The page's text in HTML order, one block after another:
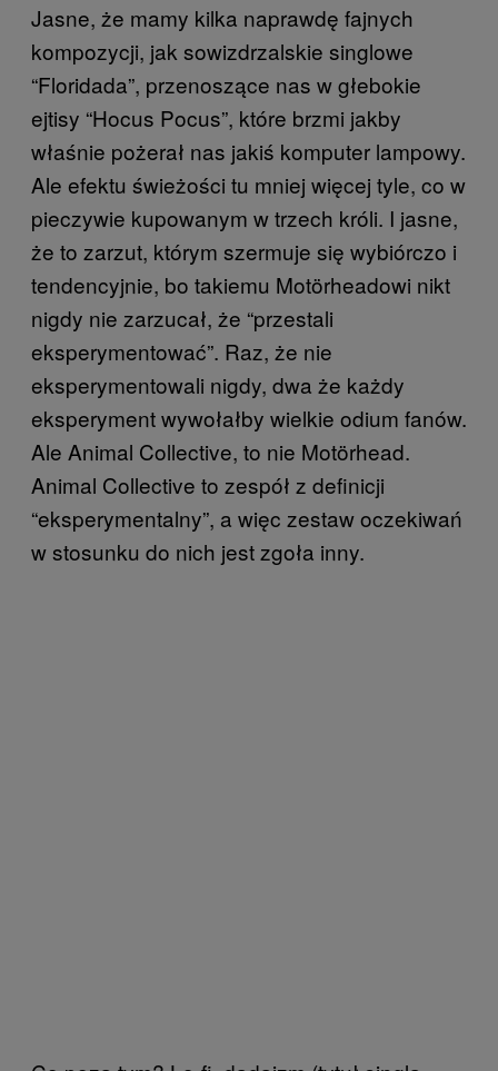
Jasne, że mamy kilka naprawdę fajnych
kompozycji, jak sowizdrzalskie singlowe
“Floridada”, przenoszące nas w głebokie
ejtisy “Hocus Pocus”, które brzmi jakby
właśnie pożerał nas jakiś komputer lampowy.
Ale efektu świeżości tu mniej więcej tyle, co w
pieczywie kupowanym w trzech króli. I jasne,
że to zarzut, którym szermuje się wybiórczo i
tendencyjnie, bo takiemu Motörheadowi nikt
nigdy nie zarzucał, że “przestali
eksperymentować”. Raz, że nie
eksperymentowali nigdy, dwa że każdy
eksperyment wywołałby wielkie odium fanów.
Ale Animal Collective, to nie Motörhead.
Animal Collective to zespół z definicji
“eksperymentalny”, a więc zestaw oczekiwań
w stosunku do nich jest zgoła inny.